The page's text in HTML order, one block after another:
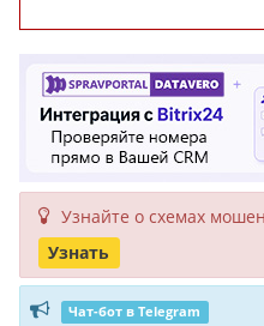
Узнайте о схемах
Узнать
Чат-бот в Telegram